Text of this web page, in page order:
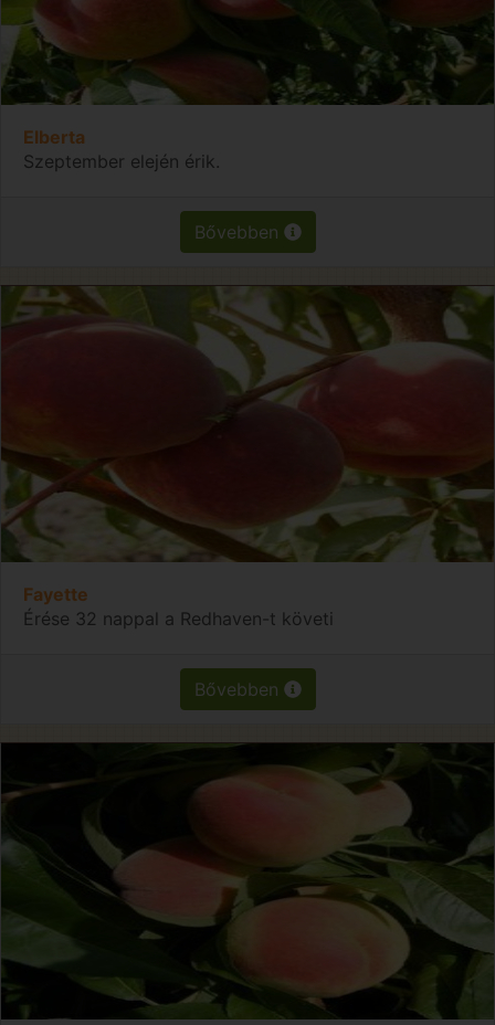
Elberta
Szeptember elején érik.
Bővebben
Fayette
Érése 32 nappal a Redhaven-t követi
Bővebben